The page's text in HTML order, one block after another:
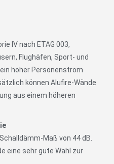
IV nach ETAG 003,
Flughäfen, Sport- und
hoher Personenstrom
können Alufire-Wände
aus einem höheren
Maß von 44 dB.
eine sehr gute Wahl zur